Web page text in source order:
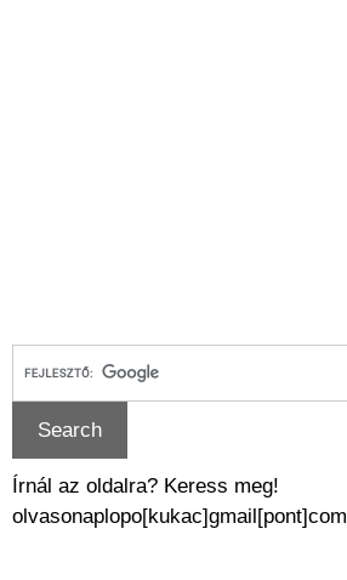
Írnál az oldalra? Keress meg!
olvasonaplopo[kukac]gmail[pont]com